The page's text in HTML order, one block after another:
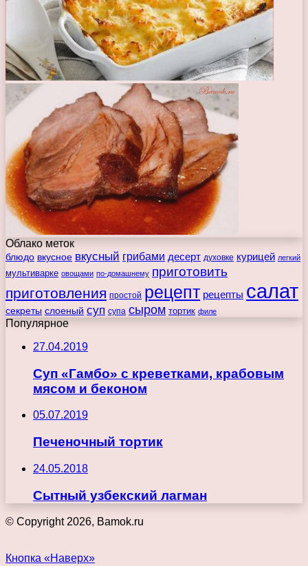
Облако меток
блюдо вкусное вкусный грибами десерт духовке курицей легкий
мультиварке овощами по-домашнему приготовить
приготовления простой рецепт рецепты салат
секреты слоеный суп супа сыром тортик филе
Популярное
27.04.2019
Суп «Гамбо» с креветками, крабовым
мясом и беконом
05.07.2019
Печеночный тортик
24.05.2018
Сытный узбекский лагман
© Copyright 2026, Bamok.ru
Кнопка «Наверх»